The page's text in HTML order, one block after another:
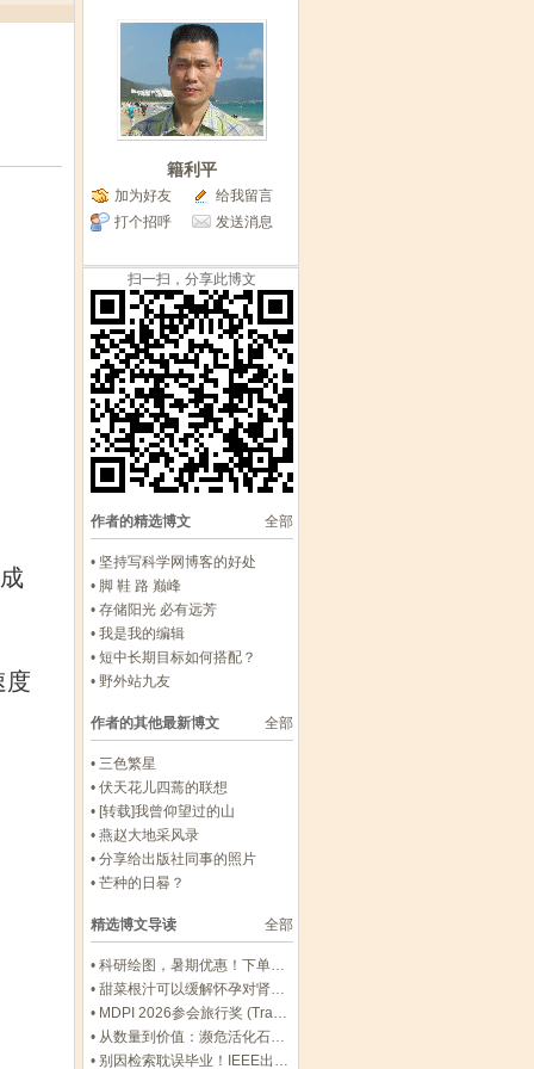
度
籍利平
加为好友
给我留言
打个招呼
发送消息
扫一扫，分享此博文
全部
作者的精选博文
• 坚持写科学网博客的好处
• 脚 鞋 路 巅峰
• 存储阳光 必有远芳
• 我是我的编辑
• 短中长期目标如何搭配？
• 野外站九友
全部
作者的其他最新博文
• 三色繁星
• 伏天花儿四蔫的联想
• [转载]我曾仰望过的山
• 燕赵大地采风录
• 分享给出版社同事的照片
• 芒种的日晷？
全部
精选博文导读
• 科研绘图，暑期优惠！下单立减500元
• 甜菜根汁可以缓解怀孕对肾脏的压力
• MDPI 2026参会旅行奖 (Travel Award) 中国区获奖名单公布！
• 从数量到价值：濒危活化石ELF 理论重塑濒危物种保护优先级
• 别因检索耽误毕业！IEEE出版+EI快检索，8-9月会议合集征稿中